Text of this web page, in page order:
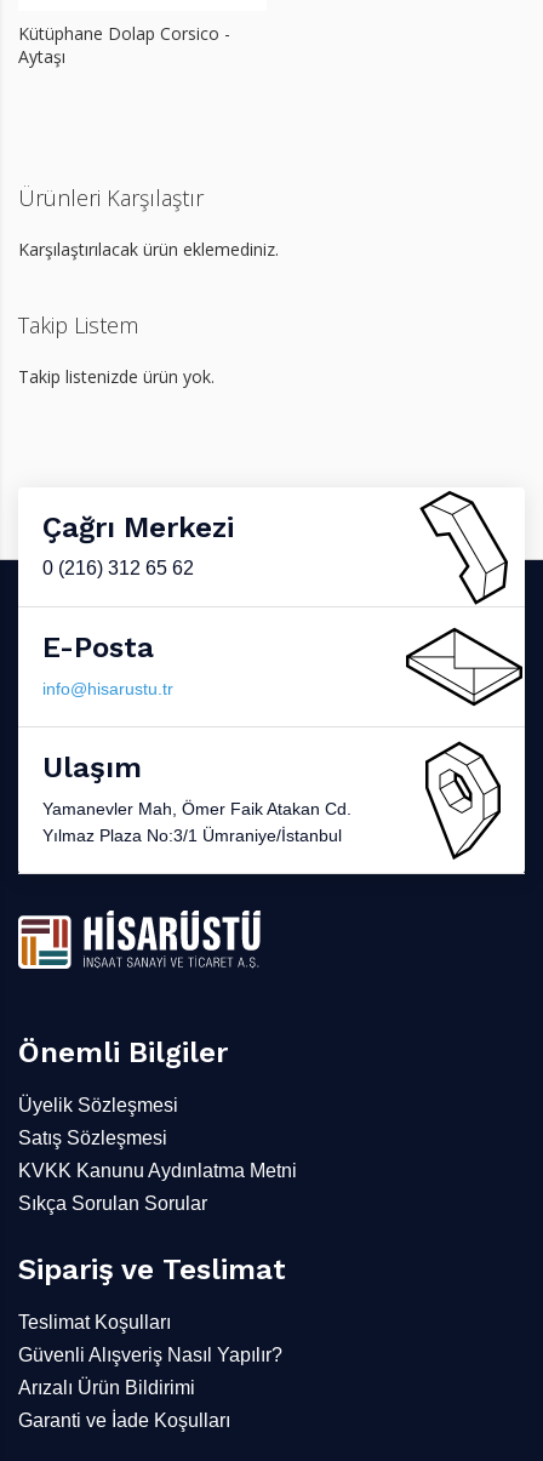
Kütüphane Dolap Corsico -
Aytaşı
Ürünleri Karşılaştır
Karşılaştırılacak ürün eklemediniz.
Takip Listem
Takip listenizde ürün yok.
Çağrı Merkezi
0 (216) 312 65 62
E-Posta
info@hisarustu.tr
Ulaşım
Yamanevler Mah, Ömer Faik Atakan Cd.
Yılmaz Plaza No:3/1 Ümraniye/İstanbul
Önemli Bilgiler
Üyelik Sözleşmesi
Satış Sözleşmesi
KVKK Kanunu Aydınlatma Metni
Sıkça Sorulan Sorular
Sipariş ve Teslimat
Teslimat Koşulları
Güvenli Alışveriş Nasıl Yapılır?
Arızalı Ürün Bildirimi
Garanti ve İade Koşulları